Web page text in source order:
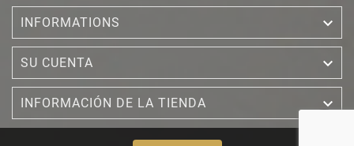
INFORMATIONS 
SU CUENTA 
INFORMACIÓN DE LA TIENDA 